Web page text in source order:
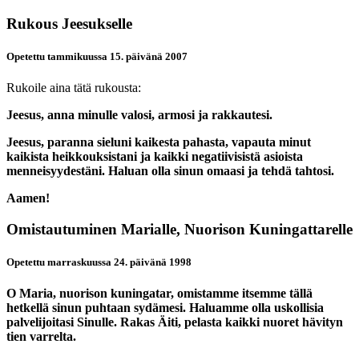
Rukous Jeesukselle
Opetettu tammikuussa 15. päivänä 2007
Rukoile aina tätä rukousta:
Jeesus, anna minulle valosi, armosi ja rakkautesi.
Jeesus, paranna sieluni kaikesta pahasta, vapauta minut
kaikista heikkouksistani ja kaikki negatiivisistä asioista
menneisyydestäni. Haluan olla sinun omaasi ja tehdä tahtosi.
Aamen!
Omistautuminen Marialle, Nuorison Kuningattarelle
Opetettu marraskuussa 24. päivänä 1998
O Maria, nuorison kuningatar, omistamme itsemme tällä
hetkellä sinun puhtaan sydämesi. Haluamme olla uskollisia
palvelijoitasi Sinulle. Rakas Äiti, pelasta kaikki nuoret hävityn
tien varrelta.